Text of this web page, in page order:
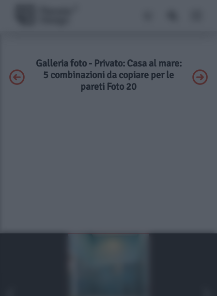
Galleria foto - Privato: Casa al mare:
5 combinazioni da copiare per le
pareti Foto 20